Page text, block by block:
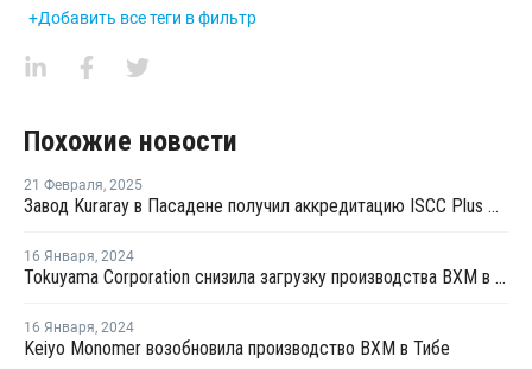
+Добавить все теги в фильтр
Похожие новости
21 Февраля, 2025
Завод Kuraray в Пасадене получил аккредитацию ISCC Plus для нового производства
16 Января, 2024
Tokuyama Corporation снизила загрузку производства ВХМ в Токуяме на 20%
16 Января, 2024
Keiyo Monomer возобновила производство ВХМ в Тибе